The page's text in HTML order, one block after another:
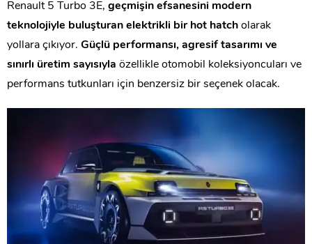
Renault 5 Turbo 3E, geçmişin efsanesini modern
teknolojiyle buluşturan elektrikli bir hot hatch olarak
yollara çıkıyor. Güçlü performansı, agresif tasarımı ve
sınırlı üretim sayısıyla özellikle otomobil koleksiyoncuları ve
performans tutkunları için benzersiz bir seçenek olacak.